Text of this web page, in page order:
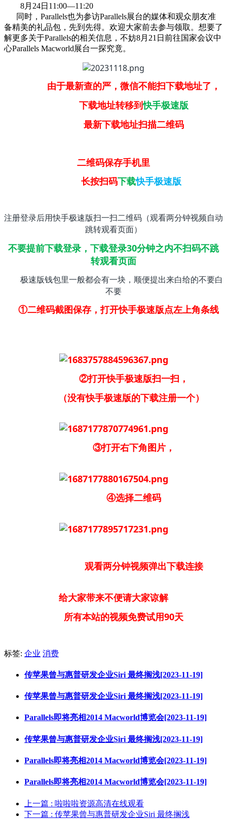
8月24日11:00—11:20
同时，Parallels也为参访Parallels展台的媒体和观众朋友准
备精美的礼品包，先到先得。欢迎大家前去参与领取。想要了
解更多关于Parallels的相关信息，不妨8月21日前往国家会议中
心Parallels Macworld展台一探究竟。
由于最新查的严，微信不能扫下载地址了，
下载地址转移到快手极速版
最新下载地址扫描二维码
二维码保存手机里
长按扫码下载快手极速版
注册登录后用快手极速版扫一扫二维码（观看两分钟视频自动
跳转观看页面）
不要提前下载登录，下载登录30分钟之内不扫码不跳
转观看页面
极速版钱包里一般都会有一块，顺便提出来白给的不要白
不要
①二维码截图保存，打开快手极速版点左上角条线
②打开快手极速版扫一扫，
（没有快手极速版的下载注册一个）
③打开右下角图片，
④选择二维码
观看两分钟视频弹出下载连接
给大家带来不便请大家谅解
所有本站的视频免费试用90天
标签: 企业 消费
传苹果曾与惠普研发企业Siri 最终搁浅[2023-11-19]
传苹果曾与惠普研发企业Siri 最终搁浅[2023-11-19]
Parallels即将亮相2014 Macworld博览会[2023-11-19]
传苹果曾与惠普研发企业Siri 最终搁浅[2023-11-19]
Parallels即将亮相2014 Macworld博览会[2023-11-19]
Parallels即将亮相2014 Macworld博览会[2023-11-19]
上一篇 : 啦啦啦资源高清在线观看
下一篇 : 传苹果曾与惠普研发企业Siri 最终搁浅